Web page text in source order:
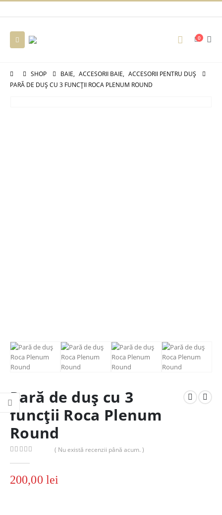
0
SHOP BAIE, ACCESORII BAIE, ACCESORII PENTRU DUȘ
PARĂ DE DUŞ CU 3 FUNCȚII ROCA PLENUM ROUND
Pară de duş cu 3
funcții Roca Plenum
Round
( Nu există recenzii până acum. )
200,00 lei